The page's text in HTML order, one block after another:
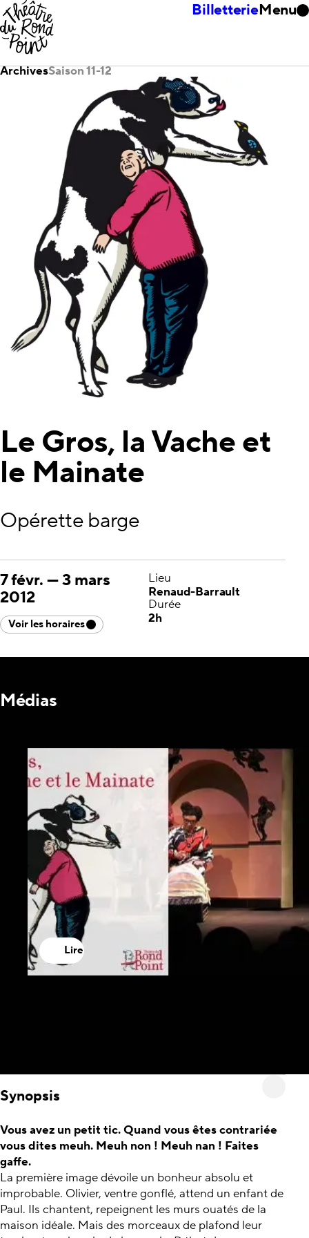
BilletterieMenu
ArchivesSaison 11-12
Le Gros, la Vache et
le Mainate
Opérette barge
7 févr. —3 mars
2012
Voir les horaires
Lieu
Renaud-Barrault
Durée
2h
Médias
Lire
Synopsis
Vous avez un petit tic. Quand vous êtes contrariée
vous dites meuh. Meuh non ! Meuh nan ! Faites
gaffe.
La première image dévoile un bonheur absolu et
improbable. Olivier, ventre gonflé, attend un enfant de
Paul. Ils chantent, repeignent les murs ouatés de la
maison idéale. Mais des morceaux de plafond leur